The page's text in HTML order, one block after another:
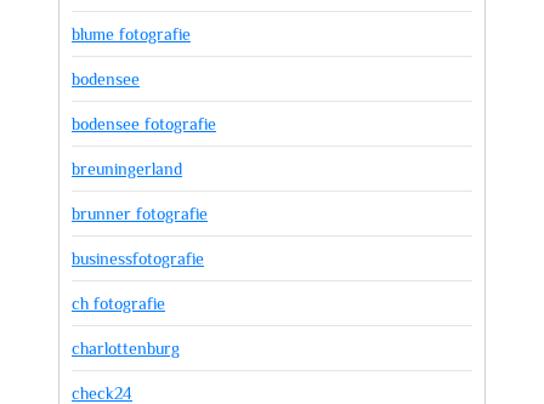
blume fotografie
bodensee
bodensee fotografie
breuningerland
brunner fotografie
businessfotografie
ch fotografie
charlottenburg
check24